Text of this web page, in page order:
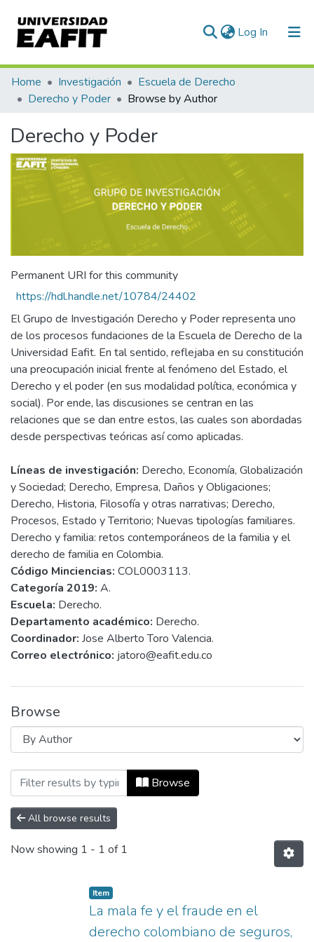
Log In (current)
Communities & Collections
All of DSpace
Home Investigación
Escuela de Derecho
Derecho y Poder
Browse by Author
Derecho y Poder
Permanent URI for this community
https://hdl.handle.net/10784/24402
El Grupo de Investigación Derecho y Poder representa uno
de los procesos fundaciones de la Escuela de Derecho de la
Universidad Eafit. En tal sentido, reflejaba en su constitución
una preocupación inicial frente al fenómeno del Estado, el
Derecho y el poder (en sus modalidad política, económica y
social). Por ende, las discusiones se centran en las
relaciones que se dan entre estos, las cuales son abordadas
desde perspectivas teóricas así como aplicadas.
Líneas de investigación: Derecho, Economía, Globalización
y Sociedad; Derecho, Empresa, Daños y Obligaciones;
Derecho, Historia, Filosofía y otras narrativas; Derecho,
Procesos, Estado y Territorio; Nuevas tipologías familiares.
Derecho y familia: retos contemporáneos de la familia y el
derecho de familia en Colombia.
Código Minciencias: COL0003113.
Categoría 2019: A.
Escuela: Derecho.
Departamento académico: Derecho.
Coordinador: Jose Alberto Toro Valencia.
Correo electrónico: jatoro@eafit.edu.co
Browse
Browsing Derecho y Poder by Author
Browse
All browse results
Now showing 1 - 1 of 1
Item
La mala fe y el fraude en el
derecho colombiano de seguros,